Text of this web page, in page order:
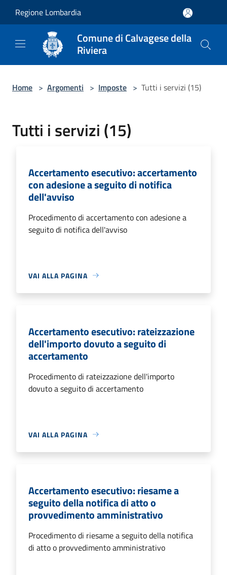
Regione Lombardia
Comune di Calvagese della
Riviera
Home > Argomenti > Imposte > Tutti i servizi (15)
Tutti i servizi (15)
Accertamento esecutivo: accertamento
con adesione a seguito di notifica
dell'avviso
Procedimento di accertamento con adesione a
seguito di notifica dell'avviso
VAI ALLA PAGINA
Accertamento esecutivo: rateizzazione
dell'importo dovuto a seguito di
accertamento
Procedimento di rateizzazione dell'importo
dovuto a seguito di accertamento
VAI ALLA PAGINA
Accertamento esecutivo: riesame a
seguito della notifica di atto o
provvedimento amministrativo
Procedimento di riesame a seguito della notifica
di atto o provvedimento amministrativo